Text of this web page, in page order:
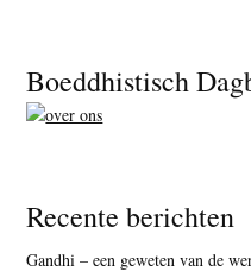
Footer
Boeddhistisch
Recente berichten
Gandhi – een geweten van de